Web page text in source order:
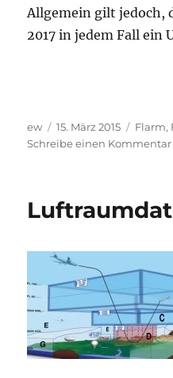
Allgemein gilt jedoch,
2017 in jedem Fall ein
Autor
ew
Veröffentlicht
am
15. März 2015 Flarm,
Schreibe einen Kommentar